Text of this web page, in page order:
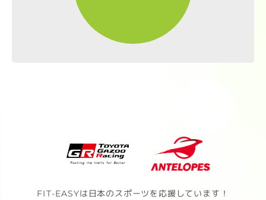
FIT-EASYは日本のスポーツを応援しています！